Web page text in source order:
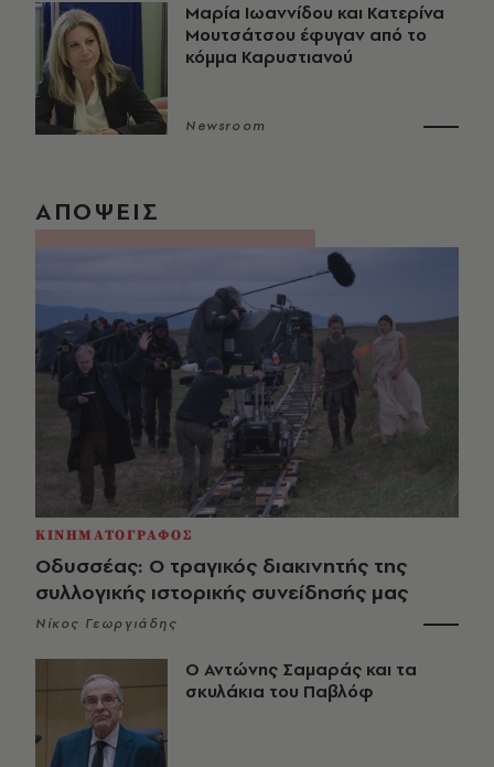
Μαρία Ιωαννίδου και Κατερίνα
Μουτσάτσου έφυγαν από το
κόμμα Καρυστιανού
Newsroom
ΑΠΟΨΕΙΣ
ΚΙΝΗΜΑΤΟΓΡΑΦΟΣ
Οδυσσέας: Ο τραγικός διακινητής της
συλλογικής ιστορικής συνείδησής μας
Νίκος Γεωργιάδης
Ο Αντώνης Σαμαράς και τα
σκυλάκια του Παβλόφ